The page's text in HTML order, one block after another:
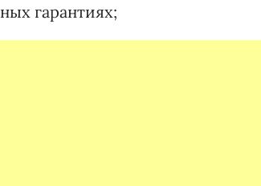
гарантиях;